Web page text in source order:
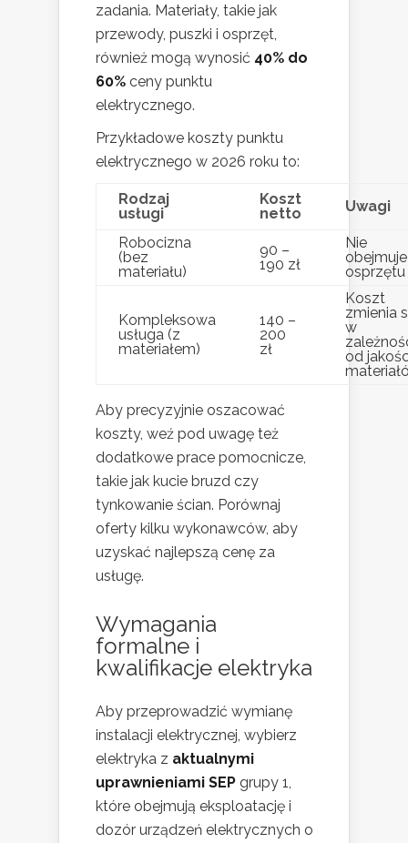
zadania. Materiały, takie jak
przewody, puszki i osprzęt,
również mogą wynosić 40% do
60% ceny punktu
elektrycznego.
Przykładowe koszty punktu
elektrycznego w 2026 roku to:
Rodzaj
usługi
Koszt
netto
Uwagi
Robocizna
(bez
materiału)
90 –
190 zł
Nie
obejmuje
osprzętu
Kompleksowa
usługa (z
materiałem)
140 –
200
zł
Koszt
zmienia
w
od
Aby precyzyjnie oszacować
koszty, weź pod uwagę też
dodatkowe prace pomocnicze,
takie jak kucie bruzd czy
tynkowanie ścian. Porównaj
oferty kilku wykonawców, aby
uzyskać najlepszą cenę za
usługę.
Wymagania
formalne i
kwalifikacje elektryka
Aby przeprowadzić wymianę
instalacji elektrycznej, wybierz
elektryka z aktualnymi
uprawnieniami SEP grupy 1,
które obejmują eksploatację i
dozór urządzeń elektrycznych o